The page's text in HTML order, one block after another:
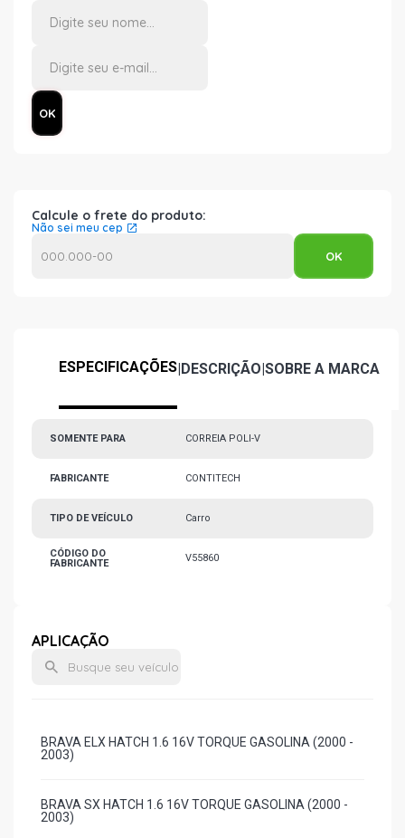
Calcule o frete do produto:
Não sei meu cep
ESPECIFICAÇÕES|DESCRIÇÃO|SOBRE A MARCA
SOMENTE PARA CORREIA POLI-V
FABRICANTE CONTITECH
TIPO DE VEÍCULO Carro
CÓDIGO DO
FABRICANTE
V55860
APLICAÇÃO
BRAVA ELX HATCH 1.6 16V TORQUE GASOLINA (2000 -
2003)
BRAVA SX HATCH 1.6 16V TORQUE GASOLINA (2000 -
2003)